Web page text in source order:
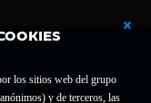
los sitios web del grupo
y de terceros, las